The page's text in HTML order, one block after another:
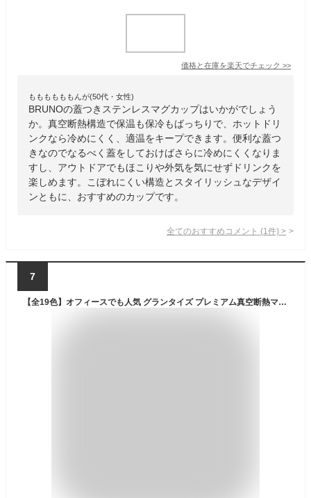
価格と在庫を楽天でチェック >>
ももももももんが(50代・女性)
BRUNOの蓋つきステンレスマグカップはいかがでしょう
か。真空断熱構造で保温も保冷もばっちりで、ホットドリ
ンクなら冷めにくく、適温をキープできます。便利な蓋つ
きなのでなるべく蓋をしておけばさらに冷めにくくなりま
すし、アウトドアでもほこりや外気を気にせずドリンクを
楽しめます。こぼれにくい構造とスタイリッシュなデザイ
ンともに、おすすめのカップです。
全てのおすすめコメント (1 件) >
7
【全19色】オフィースでも人気 グランタイズ プレミアム真空断熱マグカップ 460ml 保温4H 保冷8H マグカップ プレゼント ギフト 送料無料 簡単開閉 スライド蓋付 ステンレス製 二重壁真空断熱構造 ステンレスマグ フタ付 こぼれない 冷めない 水滴つかない